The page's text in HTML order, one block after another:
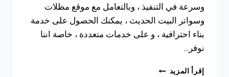
وسرعة في التنفيذ ، وبالتعامل مع موقع مظلات
وسواتر البيت الحديث ، يمكنك الحصول على خدمة
بناء احترافية ، و على خدمات متعددة ، خاصة اننا
نوفر…
إقرأ المزيد بناء